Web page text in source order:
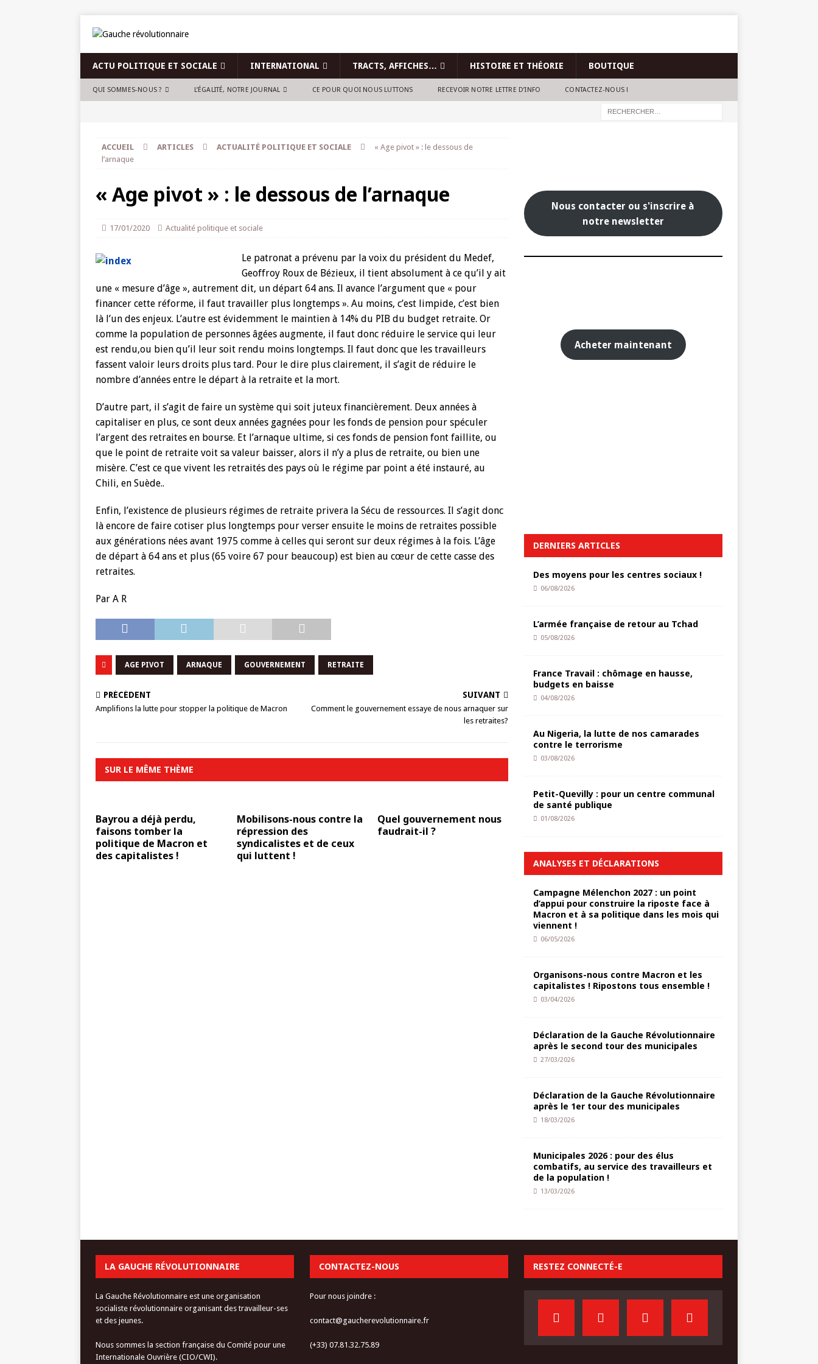
ACTU POLITIQUE ET SOCIALE INTERNATIONAL TRACTS, AFFICHES… HISTOIRE ET THÉORIE BOUTIQUE
QUI SOMMES-NOUS ? L’ÉGALITÉ, NOTRE JOURNAL CE POUR QUOI NOUS LUTTONS RECEVOIR NOTRE LETTRE D’INFO CONTACTEZ-NOUS !
ACCUEIL ARTICLES ACTUALITÉ POLITIQUE ET SOCIALE
« Age pivot » : le dessous de
l’arnaque
« Age pivot » : le dessous de l’arnaque
17/01/2020 Actualité politique et sociale
Le patronat a prévenu par la voix du président du Medef,
Geoffroy Roux de Bézieux, il tient absolument à ce qu’il y ait
une « mesure d’âge », autrement dit, un départ 64 ans. Il avance l’argument que « pour
financer cette réforme, il faut travailler plus longtemps ». Au moins, c’est limpide, c’est bien
là l’un des enjeux. L’autre est évidemment le maintien à 14% du PIB du budget retraite. Or
comme la population de personnes âgées augmente, il faut donc réduire le service qui leur
est rendu,ou bien qu’il leur soit rendu moins longtemps. Il faut donc que les travailleurs
fassent valoir leurs droits plus tard. Pour le dire plus clairement, il s’agit de réduire le
nombre d’années entre le départ à la retraite et la mort.
D’autre part, il s’agit de faire un système qui soit juteux financièrement. Deux années à
capitaliser en plus, ce sont deux années gagnées pour les fonds de pension pour spéculer
l’argent des retraites en bourse. Et l’arnaque ultime, si ces fonds de pension font faillite, ou
que le point de retraite voit sa valeur baisser, alors il n’y a plus de retraite, ou bien une
misère. C’est ce que vivent les retraités des pays où le régime par point a été instauré, au
Chili, en Suède..
Enfin, l’existence de plusieurs régimes de retraite privera la Sécu de ressources. Il s’agit donc
là encore de faire cotiser plus longtemps pour verser ensuite le moins de retraites possible
aux générations nées avant 1975 comme à celles qui seront sur deux régimes à la fois. L’âge
de départ à 64 ans et plus (65 voire 67 pour beaucoup) est bien au cœur de cette casse des
retraites.
Par A R
AGE PIVOT ARNAQUE GOUVERNEMENT RETRAITE
PRÉCÉDENT
Amplifions la lutte pour stopper la politique de Macron
SUIVANT
Comment le gouvernement essaye de nous arnaquer sur
les retraites?
SUR LE MÊME THÈME
Bayrou a déjà perdu,
faisons tomber la
politique de Macron et
des capitalistes !
Mobilisons-nous contre la
répression des
syndicalistes et de ceux
qui luttent !
Quel gouvernement nous
faudrait-il ?
Nous contacter ou s'inscrire à
notre newsletter
Acheter maintenant
DERNIERS ARTICLES
Des moyens pour les centres sociaux !
06/08/2026
L’armée française de retour au Tchad
05/08/2026
France Travail : chômage en hausse,
budgets en baisse
04/08/2026
Au Nigeria, la lutte de nos camarades
contre le terrorisme
03/08/2026
Petit-Quevilly : pour un centre communal
de santé publique
01/08/2026
ANALYSES ET DÉCLARATIONS
Campagne Mélenchon 2027 : un point
d’appui pour construire la riposte face à
Macron et à sa politique dans les mois qui
viennent !
06/05/2026
Organisons-nous contre Macron et les
capitalistes ! Ripostons tous ensemble !
03/04/2026
Déclaration de la Gauche Révolutionnaire
après le second tour des municipales
27/03/2026
Déclaration de la Gauche Révolutionnaire
après le 1er tour des municipales
18/03/2026
Municipales 2026 : pour des élus
combatifs, au service des travailleurs et
de la population !
13/03/2026
LA GAUCHE RÉVOLUTIONNAIRE
La Gauche Révolutionnaire est une organisation
socialiste révolutionnaire organisant des travailleur-ses
et des jeunes.
Nous sommes la section française du Comité pour une
Internationale Ouvrière (CIO/CWI).
CONTACTEZ-NOUS
Pour nous joindre :
contact@gaucherevolutionnaire.fr
(+33) 07.81.32.75.89
RESTEZ CONNECTÉ-E